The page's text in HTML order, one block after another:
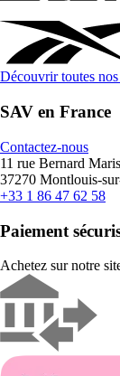
Découvrir toutes
SAV en France
Contactez-nous
11 rue Bernard Maris
37270 Montlouis-
+33 1 86 47 62 58
Paiement
Achetez sur notre